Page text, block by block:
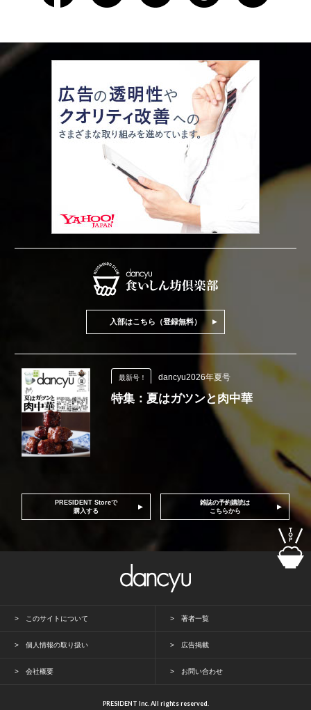
入部はこちら（登録無料）
最新号！ dancyu2026年夏号
特集：夏はガツンと肉中華
PRESIDENT Storeで
購入する
雑誌の予約購読は
こちらから
このサイトについて 著者一覧
個人情報の取り扱い 広告掲載
会社概要 お問い合わせ
PRESIDENT Inc. All rights reserved.